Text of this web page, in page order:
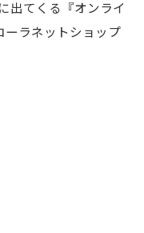
出てくる『オンライ
ーラネットショップ